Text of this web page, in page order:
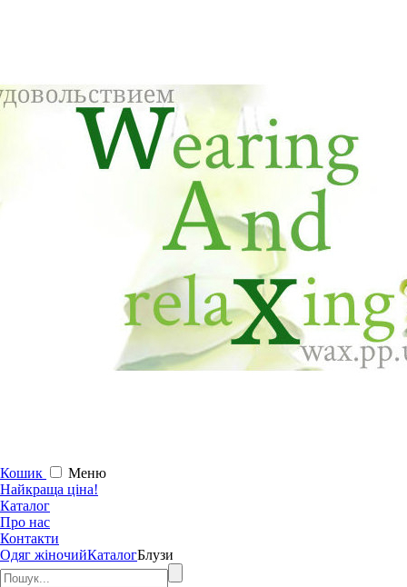
Кошик
Меню
Найкраща ціна!
Каталог
Про нас
Контакти
Одяг жіночийКаталогБлузи